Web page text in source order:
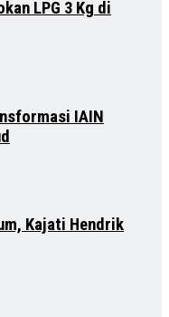
LPG 3 Kg di
IAIN
Kajati Hendrik